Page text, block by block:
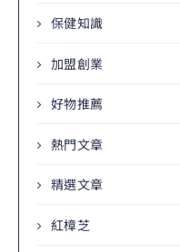
保健知識
加盟創業
好物推薦
熱門文章
精選文章
紅樟芝